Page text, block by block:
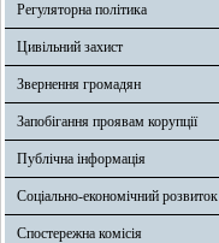
Регуляторна політика
Цивільний захист
Звернення громадян
Запобігання проявам корупції
Публічна інформація
Соціально-економічний розвиток
Спостережна комісія